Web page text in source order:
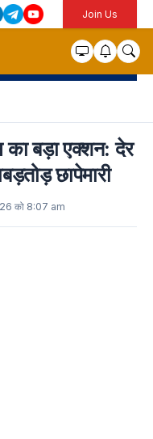
Join Us
बड़ा एक्शन: देर
छापेमारी
को 8:07 am